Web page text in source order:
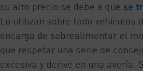
su alto precio se debe a que se
Lo utilizan sobre todo vehículos
encarga de sobrealimentar el
que respetar una serie de
excesiva y derive en una